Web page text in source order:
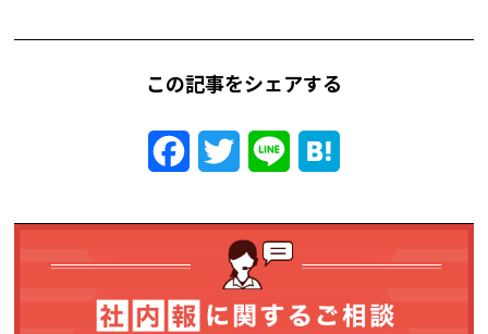
この記事をシェアする
FacebookTwitter Line